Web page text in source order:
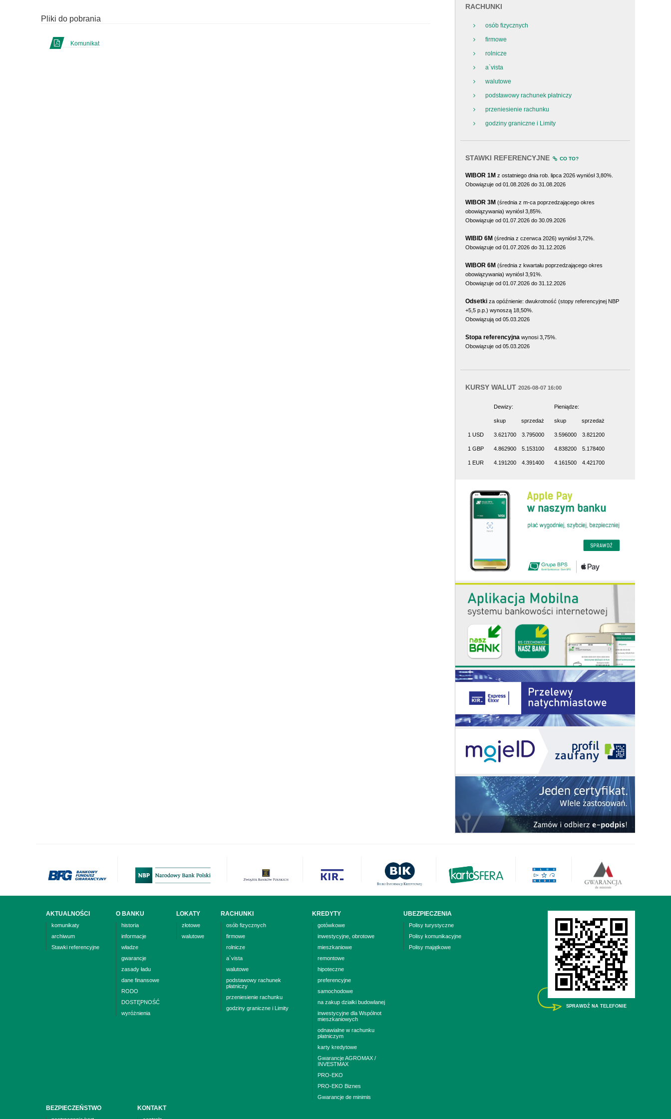
Pliki do pobrania
Komunikat
RACHUNKI
osób fizycznych
firmowe
rolnicze
a`vista
walutowe
podstawowy rachunek płatniczy
przeniesienie rachunku
godziny graniczne i Limity
STAWKI REFERENCYJNE CO TO?
WIBOR 1M z ostatniego dnia rob. lipca 2026 wyniósł 3,80%.
Obowiązuje od 01.08.2026 do 31.08.2026
WIBOR 3M (średnia z m-ca poprzedzającego okres
obowiązywania) wyniósł 3,85%.
Obowiązuje od 01.07.2026 do 30.09.2026
WIBID 6M (średnia z czerwca 2026) wyniósł 3,72%.
Obowiązuje od 01.07.2026 do 31.12.2026
WIBOR 6M (średnia z kwartału poprzedzającego okres
obowiązywania) wyniósł 3,91%.
Obowiązuje od 01.07.2026 do 31.12.2026
Odsetki za opóźnienie: dwukrotność (stopy referencyjnej NBP
+5,5 p.p.) wynoszą 18,50%.
Obowiązują od 05.03.2026
Stopa referencyjna wynosi 3,75%.
Obowiązuje od 05.03.2026
KURSY WALUT 2026-08-07 16:00
Dewizy: Pieniądze:
skup sprzedaż skup sprzedaż
1 USD 3.621700 3.795000 3.596000 3.821200
1 GBP 4.862900 5.153100 4.838200 5.178400
1 EUR 4.191200 4.391400 4.161500 4.421700
SPRAWDŹ NA TELEFONIE
AKTUALNOŚCI
komunikaty
archiwum
Stawki referencyjne
O BANKU
historia
informacje
władze
gwarancje
zasady ładu
dane finansowe
RODO
DOSTĘPNOŚĆ
wyróżnienia
LOKATY
złotowe
walutowe
RACHUNKI
osób fizycznych
firmowe
rolnicze
a`vista
walutowe
podstawowy rachunek
płatniczy
przeniesienie rachunku
godziny graniczne i Limity
KREDYTY
gotówkowe
inwestycyjne, obrotowe
mieszkaniowe
remontowe
hipoteczne
preferencyjne
samochodowe
na zakup działki budowlanej
inwestycyjne dla Wspólnot
mieszkaniowych
odnawialne w rachunku
płatniczym
karty kredytowe
Gwarancje AGROMAX /
INVESTMAX
PRO-EKO
PRO-EKO Biznes
Gwarancje de minimis
UBEZPIECZENIA
Polisy turystyczne
Polisy komunikacyjne
Polisy majątkowe
BEZPIECZEŃSTWO KONTAKT